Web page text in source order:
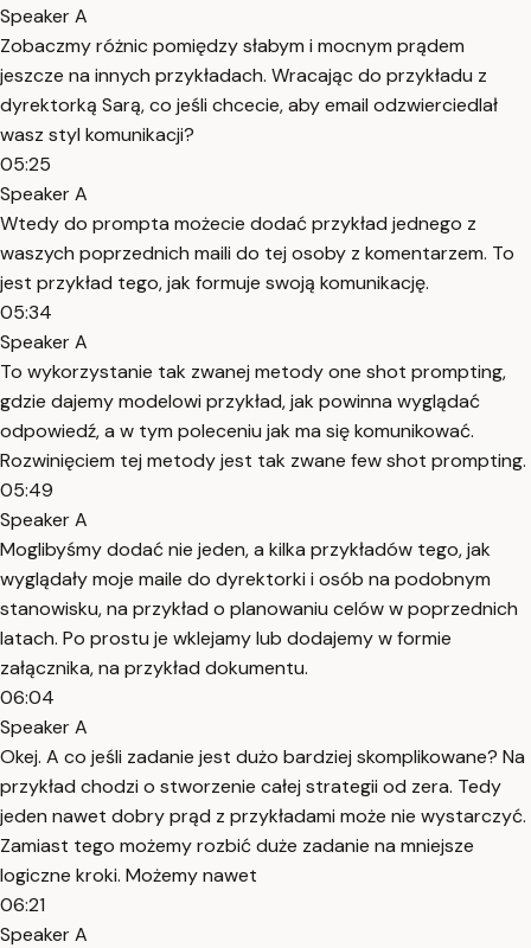
Speaker A
Zobaczmy różnic pomiędzy słabym i mocnym prądem
jeszcze na innych przykładach. Wracając do przykładu z
dyrektorką Sarą, co jeśli chcecie, aby email odzwierciedlał
wasz styl komunikacji?
05:25
Speaker A
Wtedy do prompta możecie dodać przykład jednego z
waszych poprzednich maili do tej osoby z komentarzem. To
jest przykład tego, jak formuje swoją komunikację.
05:34
Speaker A
To wykorzystanie tak zwanej metody one shot prompting,
gdzie dajemy modelowi przykład, jak powinna wyglądać
odpowiedź, a w tym poleceniu jak ma się komunikować.
Rozwinięciem tej metody jest tak zwane few shot prompting.
05:49
Speaker A
Moglibyśmy dodać nie jeden, a kilka przykładów tego, jak
wyglądały moje maile do dyrektorki i osób na podobnym
stanowisku, na przykład o planowaniu celów w poprzednich
latach. Po prostu je wklejamy lub dodajemy w formie
załącznika, na przykład dokumentu.
06:04
Speaker A
Okej. A co jeśli zadanie jest dużo bardziej skomplikowane? Na
przykład chodzi o stworzenie całej strategii od zera. Tedy
jeden nawet dobry prąd z przykładami może nie wystarczyć.
Zamiast tego możemy rozbić duże zadanie na mniejsze
logiczne kroki. Możemy nawet
06:21
Speaker A